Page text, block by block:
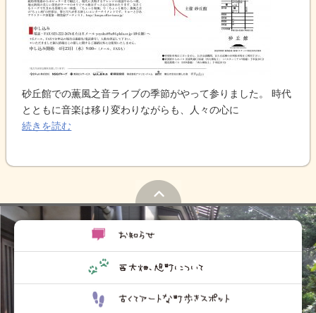
砂丘館での薫風之音ライブの季節がやって参りました。 時代
とともに音楽は移り変わりながらも、人々の心に
続きを読む